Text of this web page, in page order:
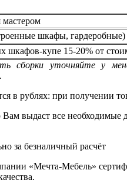
шкафы, гардеробные)
шкафов-купе 15-20% от
сборки уточняйте у
в рублях: при получении
Вам выдаст все необходимые
за безналичный расчёт
«Мечта-Мебель»